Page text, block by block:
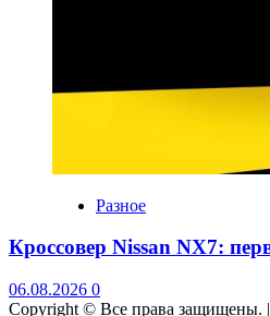
Разное
Кроссовер Nissan NX7:
06.08.2026 0
Copyright © Все права защищены. |